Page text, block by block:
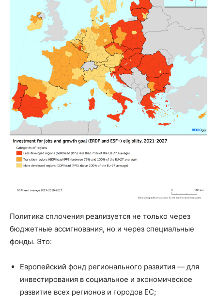
Политика сплочения реализуется не только через
бюджетные ассигнования, но и через специальные
фонды. Это:
Европейский фонд регионального развития — для
инвестирования в социальное и экономическое
развитие всех регионов и городов ЕС;